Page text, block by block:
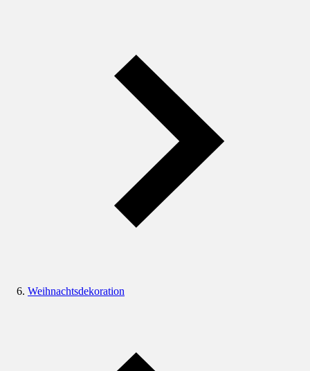
Weihnachtsdekoration